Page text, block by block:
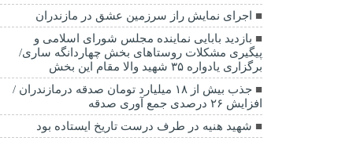
اجرای نمایش راز سرزمین عشق در مازندران
بازدید بابایی نماینده مجلس شورای اسلامی و
پیگیری مشکلات روستاهای بخش چهاردانگه ساری/
برگزاری یادواره ۳۵ شهید والا مقام این بخش
جذب بیش از ۱۸ میلیارد تومان صدقه درمازندران /
افزایش ۲۶ درصدی جمع آوری صدقه
شهید هنیه در طرف درست تاریخ ایستاده بود